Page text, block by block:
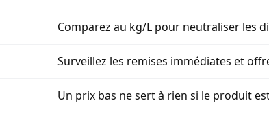
Comparez au kg/L pour neutraliser les
Surveillez les remises immédiates et
Un prix bas ne sert à rien si le produit